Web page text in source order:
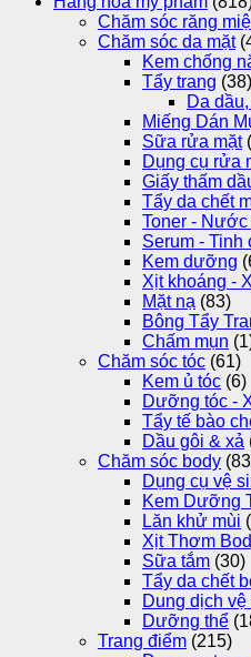
Chăm sóc răng
Chăm sóc da mặt
Kem chống
Tẩy trang (38)
Da
Miếng Dán
Sữa rửa mặt
Dụng cụ rửa
Giấy thấm
Tẩy da chết
Toner -
Serum - Tinh
Kem dưỡng
Xịt khoáng -
Mặt nạ (83)
Bông Tẩy
Chấm mụn
Chăm sóc tóc (61)
Kem ủ tóc (6)
Dưỡng tóc -
Tẩy tế bào
Dầu gôi & xả
Chăm sóc body
Dụng cụ vệ
Kem Dưỡng
Lăn khử mùi
Xịt Thơm
Sữa tắm (30)
Tẩy da chết
Dung dịch vệ
Dưỡng thể
Trang điểm (215)